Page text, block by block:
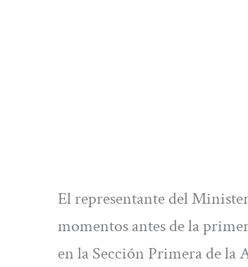
El representante del
momentos antes de la
en la Sección Primera de